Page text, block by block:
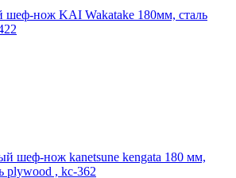
шеф-нож KAI Wakatake 180мм, сталь